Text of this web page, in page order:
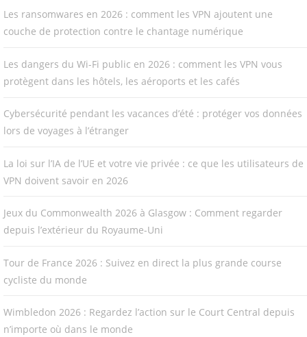
Les ransomwares en 2026 : comment les VPN ajoutent une
couche de protection contre le chantage numérique
Les dangers du Wi-Fi public en 2026 : comment les VPN vous
protègent dans les hôtels, les aéroports et les cafés
Cybersécurité pendant les vacances d’été : protéger vos données
lors de voyages à l’étranger
La loi sur l’IA de l’UE et votre vie privée : ce que les utilisateurs de
VPN doivent savoir en 2026
Jeux du Commonwealth 2026 à Glasgow : Comment regarder
depuis l’extérieur du Royaume-Uni
Tour de France 2026 : Suivez en direct la plus grande course
cycliste du monde
Wimbledon 2026 : Regardez l’action sur le Court Central depuis
n’importe où dans le monde